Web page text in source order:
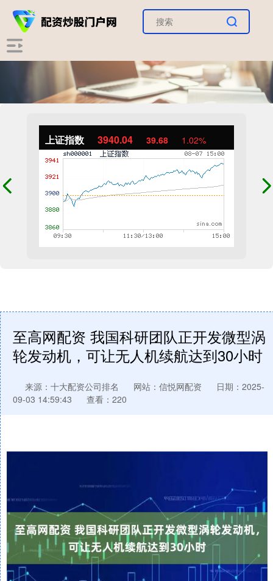
上证指数 3940.04 39.68 1.02%
至高网配资 我国科研团队正开发微型涡
轮发动机，可让无人机续航达到30小时
来源：十大配资公司排名 网站：信悦网配资
日期：2025-
09-03 14:59:43
查看：220